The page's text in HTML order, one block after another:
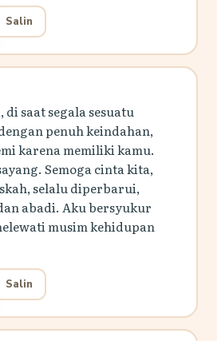
Salin
di saat segala sesuatu
penuh keindahan,
karena memiliki kamu.
Semoga cinta kita,
selalu diperbarui,
abadi. Aku bersyukur
musim kehidupan
Salin